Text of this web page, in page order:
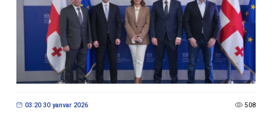
03:20 30 yanvar 2026 508